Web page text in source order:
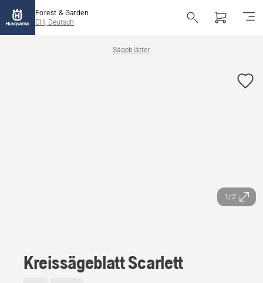
Forest & Garden
CH, Deutsch
Sägeblätter
1/2
Kreissägeblatt Scarlett